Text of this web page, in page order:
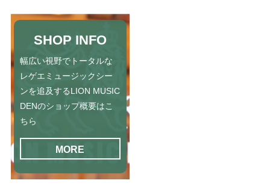
SHOP INFO
幅広い視野でトータルな
レゲエミュージックシー
ンを追及するLION MUSIC
DENのショップ概要はこ
ちら
MORE